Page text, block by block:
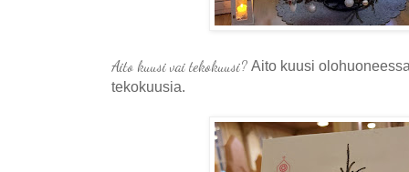
Aito kuusi vai tekokuusi? Aito kuusi
tekokuusia.